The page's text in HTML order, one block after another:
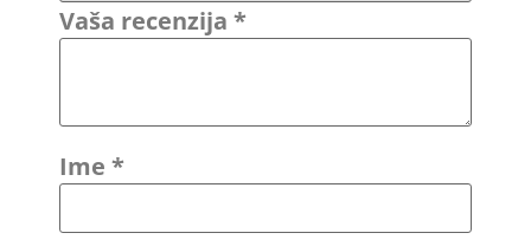
Vaša recenzija *
Ime *